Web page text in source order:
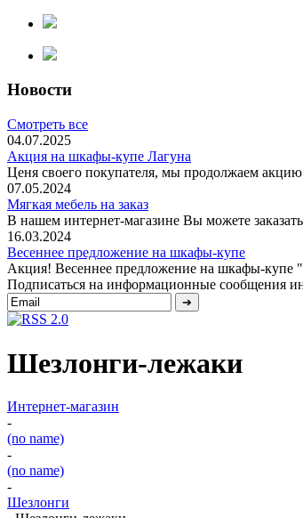
Новости
Смотреть все
04.07.2025
Акция на шкафы-купе Лагуна
Ценя своего покупателя, мы продолжаем
07.05.2024
Мягкая мебель на заказ
В нашем интернет-магазине Вы можете
16.03.2024
Весеннее предложение на шкафы-купе
Акция! Весеннее предложение на шкафы-купе
Подписаться на информационные сообщения
Шезлонги-лежаки
Интернет-магазин
-
(no name)
-
(no name)
-
Шезлонги